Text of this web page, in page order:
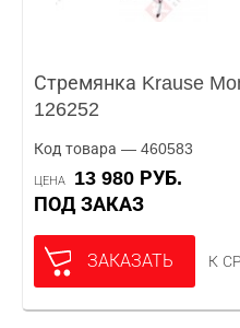
Стремянка Krause
126252
Код товара — 460583
ЦЕНА
13 980 РУБ.
ПОД ЗАКАЗ
ЗАКАЗАТЬ К